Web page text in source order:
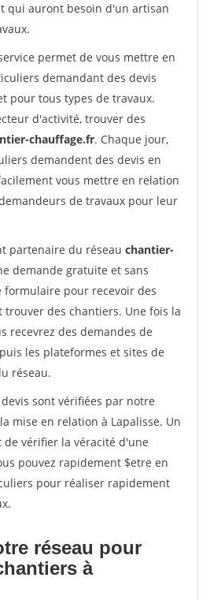
qui auront besoin d'un artisan
permet de vous mettre en
demandant des devis
pour tous types de travaux.
d'activité, trouver des
chauffage.fr. Chaque jour,
demandent des devis en
vous mettre en relation
de travaux pour leur
partenaire du réseau chantier-
demande gratuite et sans
formulaire pour recevoir des
trouver des chantiers. Une fois la
recevrez des demandes de
les plateformes et sites de
réseau.
sont vérifiées par notre
mise en relation à Lapalisse. Un
vérifier la véracité d'une
pouvez rapidement $etre en
pour réaliser rapidement
réseau pour
à